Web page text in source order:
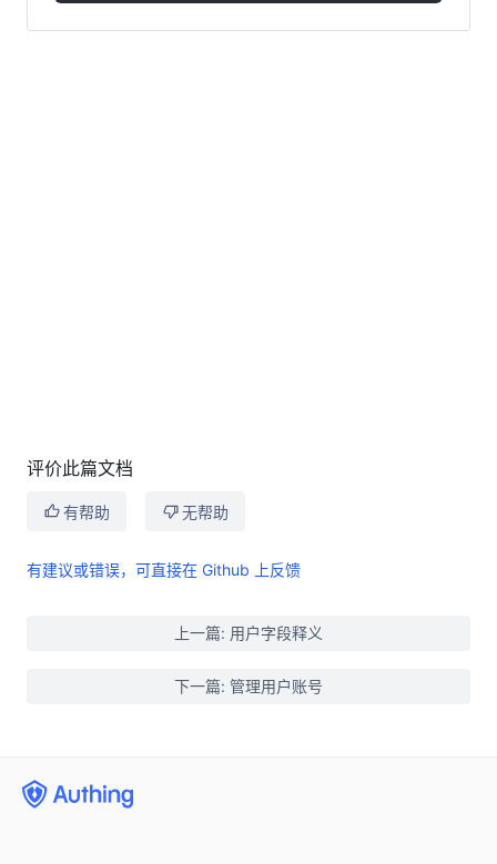
评价此篇文档
有帮助 无帮助
有建议或错误，可直接在 Github 上反馈
上一篇: 用户字段释义
下一篇: 管理用户账号